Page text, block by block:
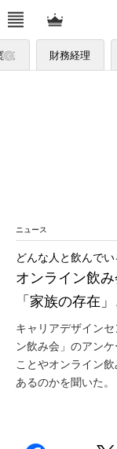
務 財務経理
ニュース
オンライン飲
「家族の存在
どんな人と飲んで
キャリアデザイン
ン飲み会」のアン
ことやオンライン
あるのかを聞いた。